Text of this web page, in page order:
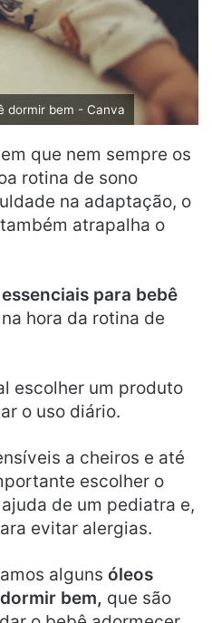
dormir bem - Canva
que nem sempre os
rotina de sono
na adaptação, o
atrapalha o
para bebê
hora da rotina de
escolher um produto
o uso diário.
a cheiros e até
escolher o
de um pediatra e,
evitar alergias.
alguns óleos
bem, que são